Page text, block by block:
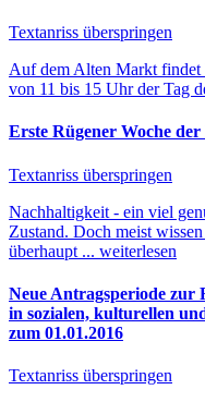
Textanriss überspringen
Auf dem Alten Markt findet
von 11 bis 15 Uhr der Tag
Erste Rügener Woche
Textanriss überspringen
Nachhaltigkeit - ein viel
Zustand. Doch meist
überhaupt ... weiterlesen
Neue Antragsperiode zur
in sozialen, kulturellen
zum 01.01.2016
Textanriss überspringen